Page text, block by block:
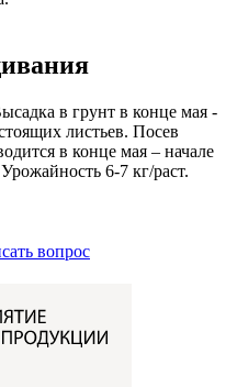
в грунт в конце мая -
листьев. Посев
в конце мая – начале
6-7 кг/раст.
вопрос